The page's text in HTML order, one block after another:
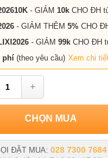
- GIẢM 10k CHO ĐH
- GIẢM THÊM 5% CHO
- GIẢM 99k CHO ĐH
phí (theo yêu cầu) Xem chi
+
CHỌN MUA
ĐẶT MUA: 028 7300 7684